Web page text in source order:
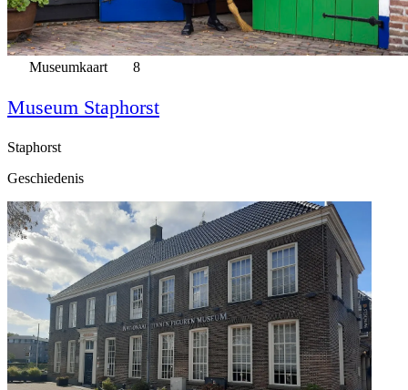
Museumkaart 8
Museum Staphorst
Staphorst
Geschiedenis